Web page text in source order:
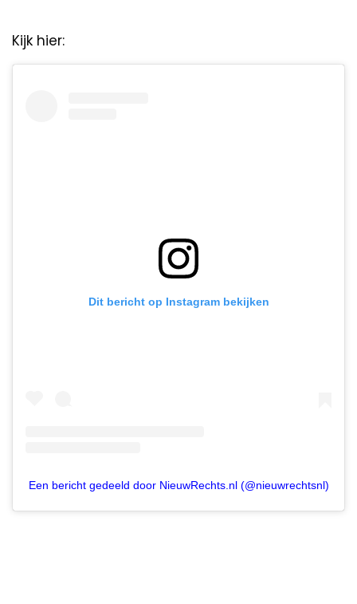
Kijk hier:
Dit bericht op Instagram bekijken
Een bericht gedeeld door NieuwRechts.nl (@nieuwrechtsnl)